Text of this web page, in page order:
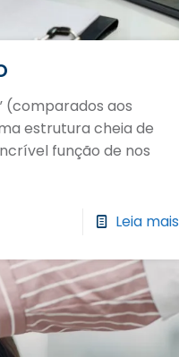
(comparados aos
estrutura cheia de
função de nos
Leia mais